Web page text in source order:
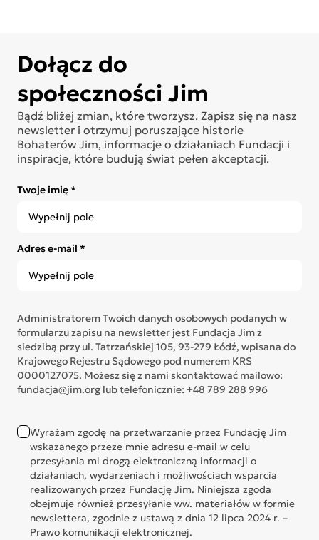
Dołącz do
społeczności Jim
Bądź bliżej zmian, które tworzysz. Zapisz się na nasz
newsletter i otrzymuj poruszające historie
Bohaterów Jim, informacje o działaniach Fundacji i
inspiracje, które budują świat pełen akceptacji.
Twoje imię *
Adres e-mail *
Administratorem Twoich danych osobowych podanych w
formularzu zapisu na newsletter jest Fundacja Jim z
siedzibą przy ul. Tatrzańskiej 105, 93-279 Łódź, wpisana do
Krajowego Rejestru Sądowego pod numerem KRS
0000127075. Możesz się z nami skontaktować mailowo:
fundacja@jim.org lub telefonicznie: +48 789 288 996
Wyrażam zgodę na przetwarzanie przez Fundację Jim
wskazanego przeze mnie adresu e-mail w celu
przesyłania mi drogą elektroniczną informacji o
działaniach, wydarzeniach i możliwościach wsparcia
realizowanych przez Fundację Jim. Niniejsza zgoda
obejmuje również przesyłanie ww. materiałów w formie
newslettera, zgodnie z ustawą z dnia 12 lipca 2024 r. –
Prawo komunikacji elektronicznej.